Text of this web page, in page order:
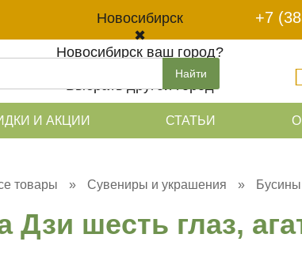
Найти
Новосибирск
✖
Новосибирск ваш город?
Выбрать другой город
+7
И АКЦИИ СТАТЬИ
товары » Сувениры и украшения »
Дзи шесть глаз,